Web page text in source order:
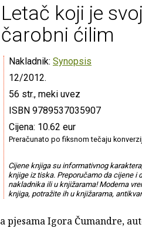
Letač koji je
čarobni ćilim
Nakladnik: Synopsis
12/2012.
56 str., meki uvez
ISBN 9789537035907
Cijena: 10.62 eur
Preračunato po fiksnom tečaju
Cijene knjiga su informativnog
knjige iz tiska. Preporučamo da cijene i
nakladnika ili u knjižarama! Moderna
knjiga, potražite ih u knjižarama,
pjesama Igora Čumandre,